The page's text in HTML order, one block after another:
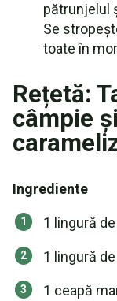
pătrunjelul
Se
toate în
Rețetă:
câmpie
Ingrediente
1 lingură
1 lingură
1 ceapă